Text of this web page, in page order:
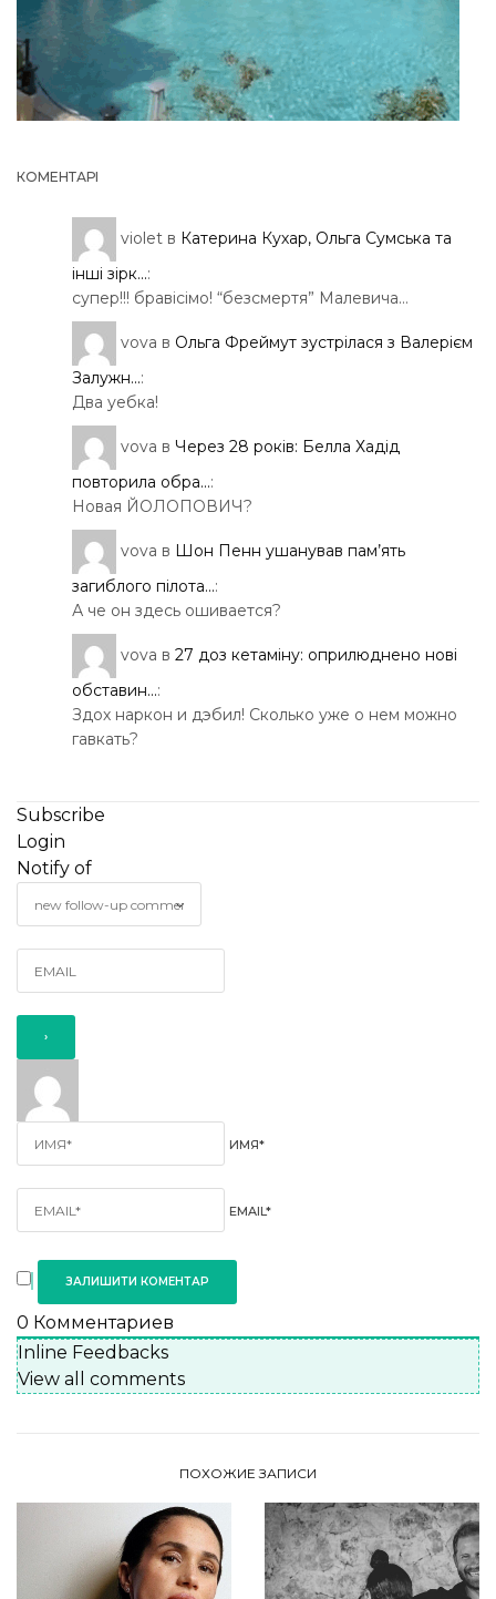
КОМЕНТАРІ
violet в Катерина Кухар, Ольга Сумська та
інші зірк...:
супер!!! бравісімо! “безсмертя” Малевича…
vova в Ольга Фреймут зустрілася з Валерієм
Залужн...:
Два уебка!
vova в Через 28 років: Белла Хадід
повторила обра...:
Новая ЙОЛОПОВИЧ?
vova в Шон Пенн ушанував пам’ять
загиблого пілота...:
А че он здесь ошивается?
vova в 27 доз кетаміну: оприлюднено нові
обставин...:
Здох наркон и дэбил! Сколько уже о нем можно
гавкать?
Subscribe
Login
Notify of
ИМЯ*
EMAIL*
0 Комментариев
Inline Feedbacks
View all comments
ПОХОЖИЕ ЗАПИСИ